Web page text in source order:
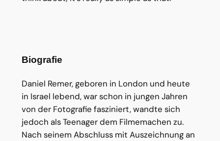
Biografie
Daniel Remer, geboren in London und heute
in Israel lebend, war schon in jungen Jahren
von der Fotografie fasziniert, wandte sich
jedoch als Teenager dem Filmemachen zu.
Nach seinem Abschluss mit Auszeichnung an